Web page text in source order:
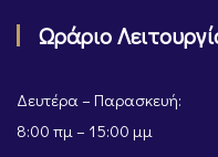
Ωράριο
Δευτέρα – Παρασκευή:
8:00 πμ – 15:00 μμ